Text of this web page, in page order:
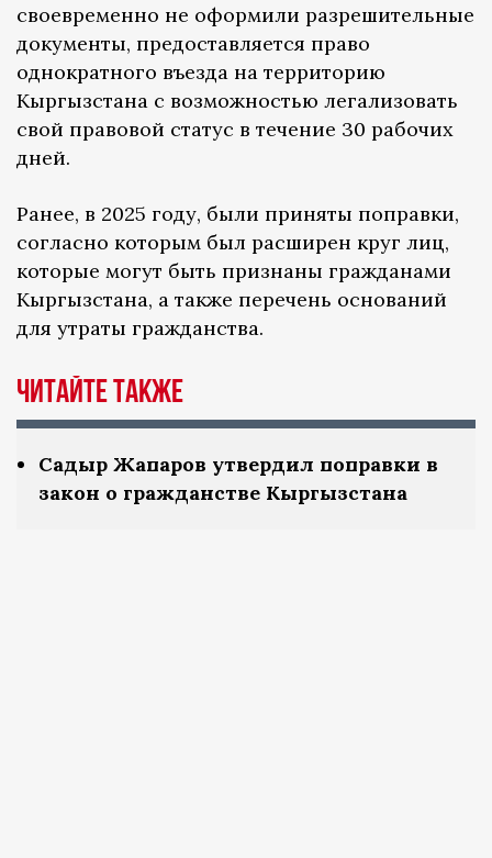
своевременно не оформили разрешительные
документы, предоставляется право
однократного въезда на территорию
Кыргызстана с возможностью легализовать
свой правовой статус в течение 30 рабочих
дней.
Ранее, в 2025 году, были приняты поправки,
согласно которым был расширен круг лиц,
которые могут быть признаны гражданами
Кыргызстана, а также перечень оснований
для утраты гражданства.
Читайте также
Садыр Жапаров утвердил поправки в
закон о гражданстве Кыргызстана